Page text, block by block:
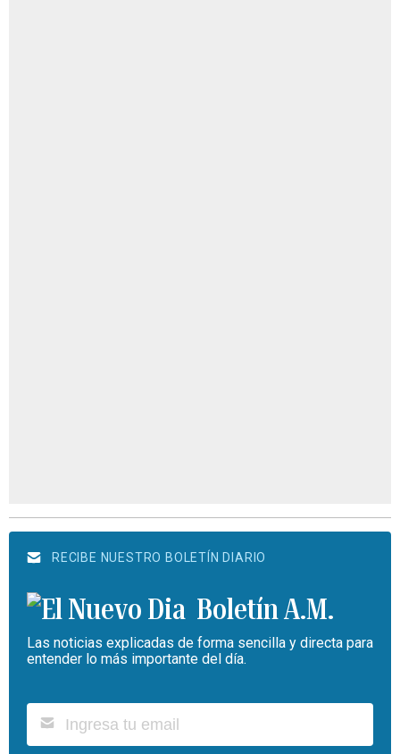
RECIBE NUESTRO BOLETÍN DIARIO
Boletín A.M.
Las noticias explicadas de forma sencilla y directa para
entender lo más importante del día.